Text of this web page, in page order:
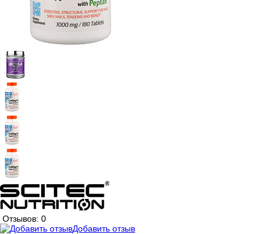
Отзывов: 0
Добавить отзыв